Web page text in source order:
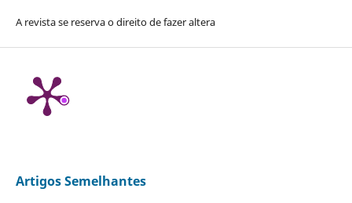
A revista se reserva o direito de fazer altera
Artigos Semelhantes